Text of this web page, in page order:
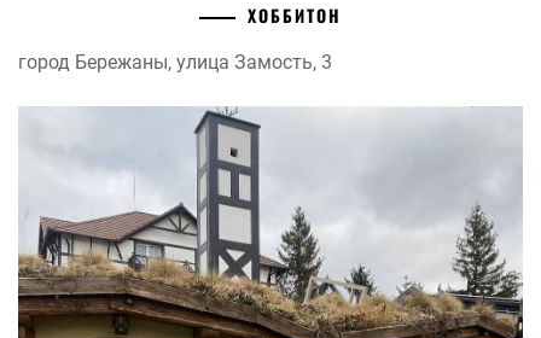
ХОББИТОН
город Бережаны, улица Замость, 3